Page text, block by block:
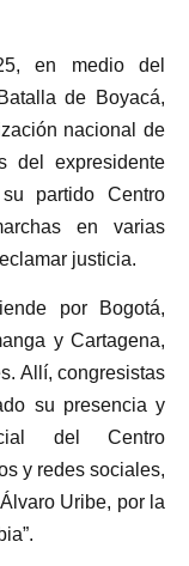
en medio del
de Boyacá,
nacional de
del expresidente
partido Centro
en varias
justicia.
por Bogotá,
y Cartagena,
Allí, congresistas
su presencia y
del Centro
y redes sociales,
Uribe, por la